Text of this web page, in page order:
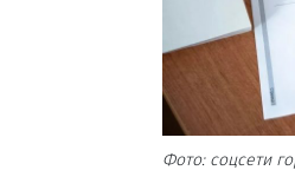
Фото: соцсети